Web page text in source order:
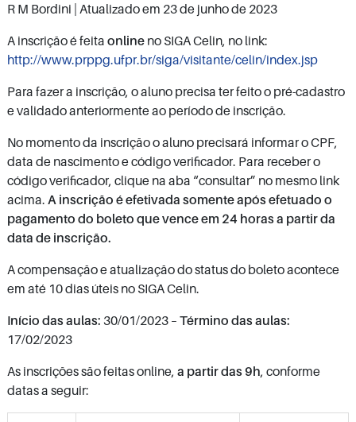
R M Bordini | Atualizado em 23 de junho de 2023
A inscrição é feita onlineno SIGA Celin, no link:
http://www.prppg.ufpr.br/siga/visitante/celin/index.jsp
Para fazer a inscrição, o aluno precisa ter feito o pré-cadastro
e validado anteriormente ao período de inscrição.
No momento da inscrição o aluno precisará informar o CPF,
data de nascimento e código verificador. Para receber o
código verificador, clique na aba “consultar” no mesmo link
acima. A inscrição é efetivada somente após efetuado o
pagamento do boleto que vence em 24 horas a partir da
data de inscrição.
A compensação e atualização do status do boleto acontece
em até 10 dias úteis no SIGA Celin.
Início das aulas: 30/01/2023 – Término das aulas:
17/02/2023
As inscrições são feitas online, a partir das 9h, conforme
datas a seguir: